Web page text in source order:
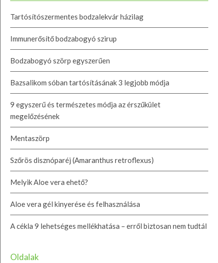
Tartósítószermentes bodzalekvár házilag
Immunerősítő bodzabogyó szirup
Bodzabogyó szörp egyszerűen
Bazsalikom sóban tartósításának 3 legjobb módja
9 egyszerű és természetes módja az érszűkület
megelőzésének
Mentaszörp
Szőrös disznóparéj (Amaranthus retroflexus)
Melyik Aloe vera ehető?
Aloe vera gél kinyerése és felhasználása
A cékla 9 lehetséges mellékhatása – erről biztosan nem tudtál
Oldalak